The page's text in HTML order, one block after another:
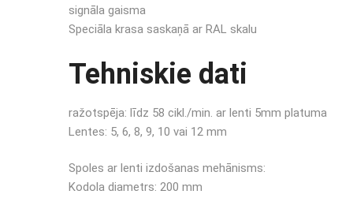
signāla gaisma
Speciāla krasa saskaņā ar RAL skalu
Tehniskie dati
ražotspēja: līdz 58 cikl./min. ar lenti 5mm platuma
Lentes: 5, 6, 8, 9, 10 vai 12 mm
Spoles ar lenti izdošanas mehānisms:
Kodola diametrs: 200 mm